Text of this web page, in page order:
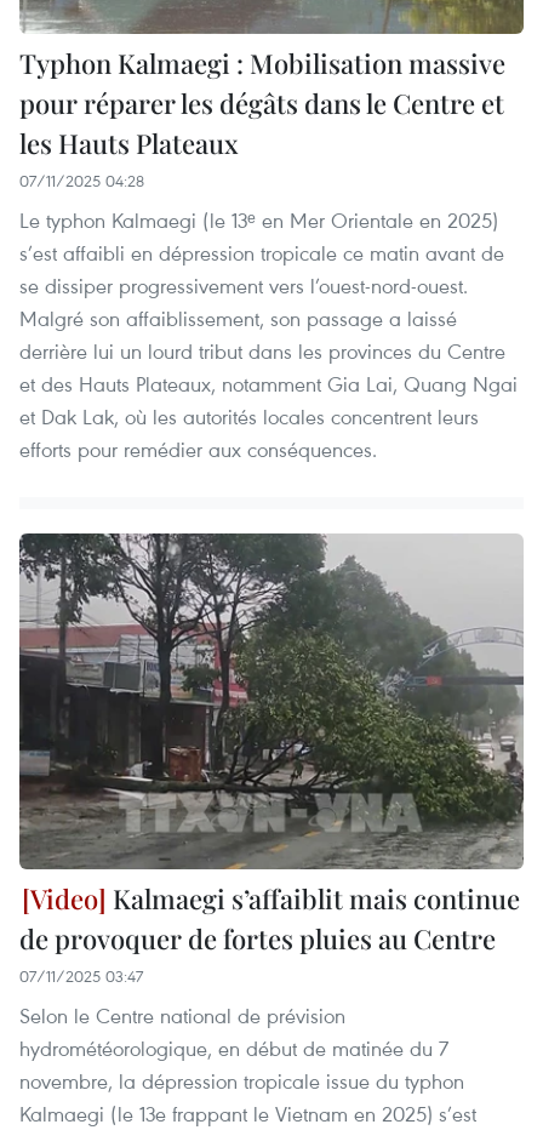
Typhon Kalmaegi : Mobilisation massive
pour réparer les dégâts dans le Centre et
les Hauts Plateaux
07/11/2025 04:28
Le typhon Kalmaegi (le 13ᵉ en Mer Orientale en 2025)
s’est affaibli en dépression tropicale ce matin avant de
se dissiper progressivement vers l’ouest-nord-ouest.
Malgré son affaiblissement, son passage a laissé
derrière lui un lourd tribut dans les provinces du Centre
et des Hauts Plateaux, notamment Gia Lai, Quang Ngai
et Dak Lak, où les autorités locales concentrent leurs
efforts pour remédier aux conséquences.
Kalmaegi s’affaiblit mais continue
de provoquer de fortes pluies au Centre
07/11/2025 03:47
Selon le Centre national de prévision
hydrométéorologique, en début de matinée du 7
novembre, la dépression tropicale issue du typhon
Kalmaegi (le 13e frappant le Vietnam en 2025) s’est